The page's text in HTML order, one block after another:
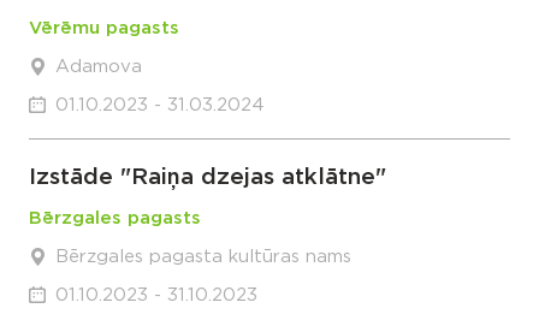
Vērēmu pagasts
Adamova
01.10.2023 - 31.03.2024
Izstāde "Raiņa dzejas atklātne"
Bērzgales pagasts
Bērzgales pagasta kultūras nams
01.10.2023 - 31.10.2023